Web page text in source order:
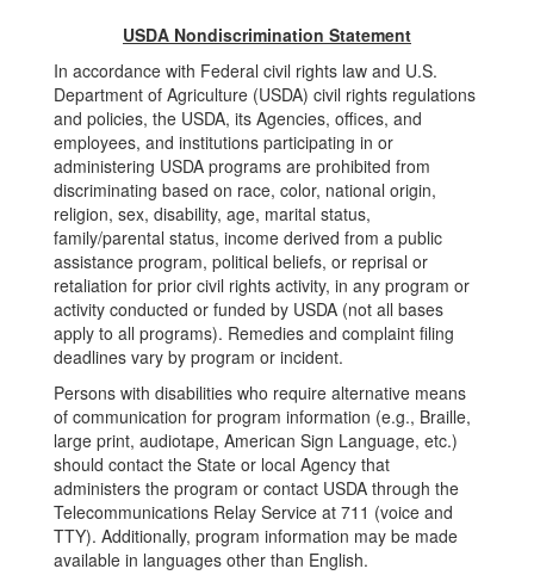
USDA Nondiscrimination Statement
In accordance with Federal civil rights law and U.S.
Department of Agriculture (USDA) civil rights regulations
and policies, the USDA, its Agencies, offices, and
employees, and institutions participating in or
administering USDA programs are prohibited from
discriminating based on race, color, national origin,
religion, sex, disability, age, marital status,
family/parental status, income derived from a public
assistance program, political beliefs, or reprisal or
retaliation for prior civil rights activity, in any program or
activity conducted or funded by USDA (not all bases
apply to all programs). Remedies and complaint filing
deadlines vary by program or incident.
Persons with disabilities who require alternative means
of communication for program information (e.g., Braille,
large print, audiotape, American Sign Language, etc.)
should contact the State or local Agency that
administers the program or contact USDA through the
Telecommunications Relay Service at 711 (voice and
TTY). Additionally, program information may be made
available in languages other than English.